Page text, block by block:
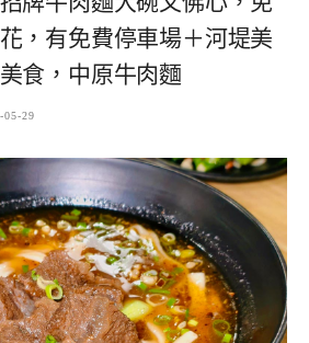
，有免費停車場＋河堤美
食，中原牛肉麵
05-29